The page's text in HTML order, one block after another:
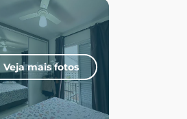
Veja mais fotos